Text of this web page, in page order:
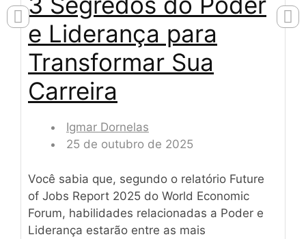
e Liderança para
Transformar Sua
Carreira
Igmar Dornelas
25 de outubro de 2025
Você sabia que, segundo o relatório Future
of Jobs Report 2025 do World Economic
Forum, habilidades relacionadas a Poder e
Liderança estarão entre as mais